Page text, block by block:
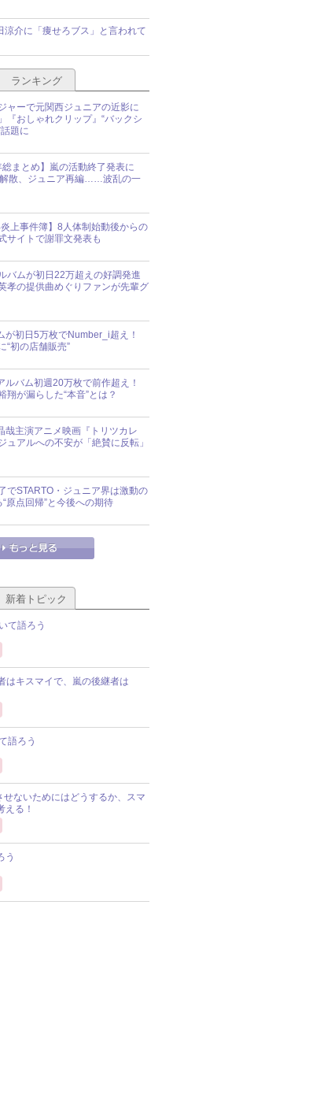
涼介に「痩せろブス」と言われて
ランキング
ャーで元関西ジュニアの近影に
『おしゃれクリップ』“バックシ
題に
総まとめ】嵐の活動終了発表に
解散、ジュニア再編……波乱の一
炎上事件簿】8人体制始動後からの
イトで謝罪文発表も
バムが初日22万超えの好調発進
の提供曲めぐりファンが先輩グ
が初日5万枚でNumber_i超え！
“初の店舗販売”
ルバム初週20万枚で前作超え！
翔が漏らした“本音”とは？
哉主演アニメ映画『トリツカレ
ュアルへの不安が「絶賛に反転」
でSTARTO・ジュニア界は激動の
原点回帰”と今後への期待
新着トピック
て語ろう
はキスマイで、嵐の後継者は
語ろう
せないためにはどうするか、スマ
える！
う